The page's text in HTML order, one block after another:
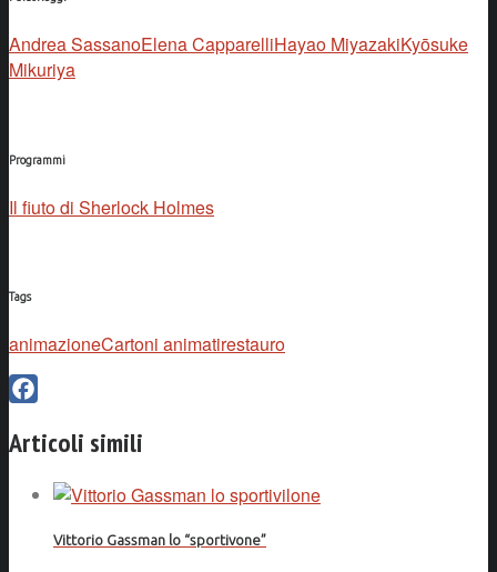
Andrea SassanoElena CapparelliHayao MiyazakiKyōsuke
Mikuriya
Programmi
Il fiuto di Sherlock Holmes
Tags
animazioneCartoni animatirestauro
Articoli simili
Vittorio Gassman lo “sportivone”